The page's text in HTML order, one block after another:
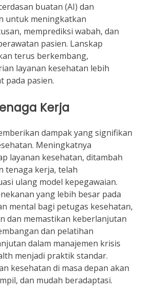
buatan (AI) dan
untuk meningkatkan
memprediksi wabah, dan
pasien. Lanskap
terus berkembang,
layanan kesehatan lebih
pada pasien.
Kerja
dampak yang signifikan
Meningkatnya
layanan kesehatan, ditambah
tenaga kerja, telah
ulang model kepegawaian.
yang lebih besar pada
mental bagi petugas kesehatan,
dan memastikan keberlanjutan
dan pelatihan
dalam manajemen krisis
menjadi praktik standar.
kesehatan di masa depan akan
dan mudah beradaptasi.